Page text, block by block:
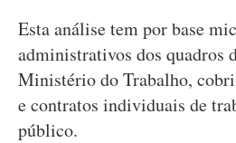
Esta análise tem por base
administrativos dos quadros
Ministério do Trabalho,
e contratos individuais de
público.